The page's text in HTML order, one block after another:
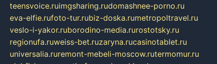
teensvoice.ruimgsharing.rudomashnee-porno.ru
eva-elfie.rufoto-tur.rubiz-doska.rumetropoltravel.ru
veslo-i-yakor.ruborodino-media.rurostotsky.ru
regionufa.ruweiss-bet.ruzaryna.rucasinotablet.ru
universalia.ruremont-mebeli-moscow.rutermomur.ru